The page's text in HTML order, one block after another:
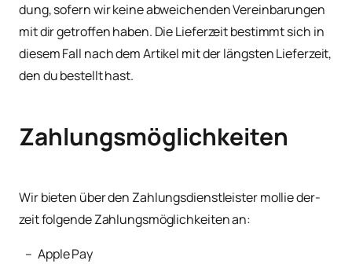
dung, sofern wir kei­ne abwei­chen­den Ver­ein­ba­run­gen
mit dir getrof­fen haben. Die Lie­fer­zeit bestimmt sich in
die­sem Fall nach dem Arti­kel mit der längs­ten Lie­fer­zeit,
den du bestellt hast.
Zahlungsmöglichkeiten
Wir bie­ten über den Zah­lungs­dienst­leis­ter mol­lie der­
zeit fol­gen­de Zah­lungs­mög­lich­kei­ten an:
Apple Pay